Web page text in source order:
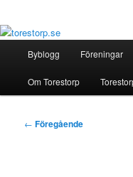
Byblogg Föreningar
Om Torestorp
Inläggsnavigering
← Föregående